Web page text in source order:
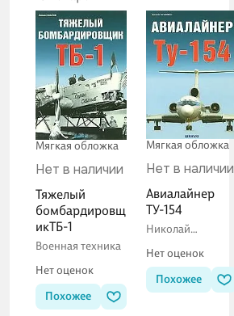
Мягкая обложка
Нет в наличии
Тяжелый
бомбардировщ
икТБ-1
Военная техника
Нет оценок
Похожее
Мягкая обложка
Нет в наличии
Авиалайнер
ТУ-154
Николай
Нет оценок
Похожее